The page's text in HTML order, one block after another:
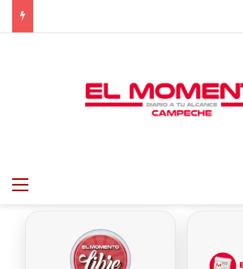
Menu